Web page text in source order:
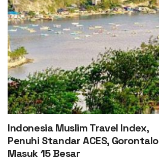
Indonesia Muslim Travel Index,
Penuhi Standar ACES, Gorontalo
Masuk 15 Besar